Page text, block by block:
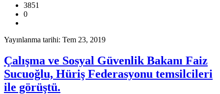
3851
0
Yayınlanma tarihi: Tem 23, 2019
Çalışma ve Sosyal Güvenlik Bakanı Faiz
Sucuoğlu, Hüriş Federasyonu temsilcileri
ile görüştü.